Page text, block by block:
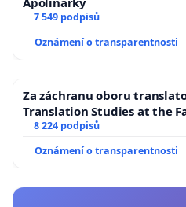
7 549 podpisů
Oznámení o transparentnosti
Za záchranu oboru
Translation Studies at the
University
8 224 podpisů
Oznámení o transparentnosti